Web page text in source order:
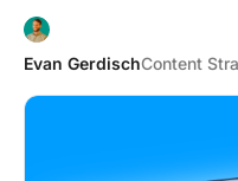
Evan GerdischContent